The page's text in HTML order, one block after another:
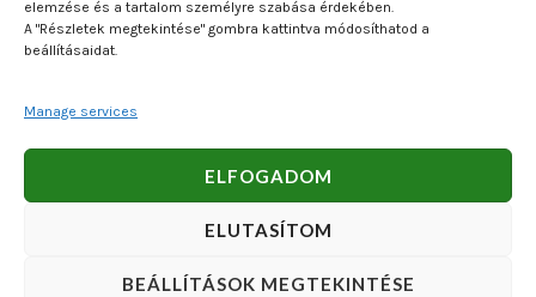
elemzése és a tartalom személyre szabása érdekében.
A "Részletek megtekintése" gombra kattintva módosíthatod a
beállításaidat.
Manage services
ELFOGADOM
ELUTASÍTOM
BEÁLLÍTÁSOK MEGTEKINTÉSE
Bankszámlaszám: OTP Bank 11740047-27102600
by Bakos Bálint E. V. (Halcsapda).